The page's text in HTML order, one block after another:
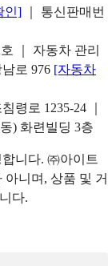
인]
｜ 통신판매번
｜ 자동차 관리
로 976 [자동차
령로 1235-24 ｜
) 화련빌딩 3층
니다. ㈜아이트
니며, 상품 및 거
다.